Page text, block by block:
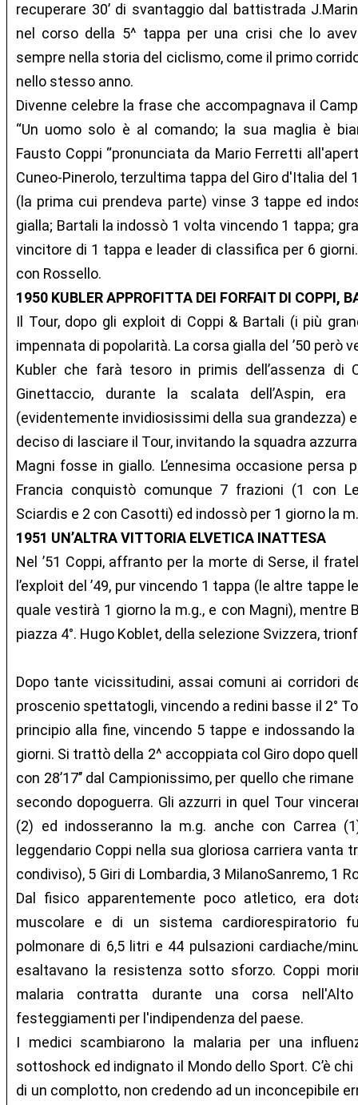
recuperare 30’ di svantaggio dal battistrada
nel corso della 5^ tappa per una crisi che lo
sempre nella storia del ciclismo, come il primo
nello stesso anno.
Divenne celebre la frase che accompagnava il
“Un uomo solo è al comando; la sua maglia è
Fausto Coppi “pronunciata da Mario Ferretti
Cuneo-Pinerolo, terzultima tappa del Giro d'Italia del
(la prima cui prendeva parte) vinse 3 tappe ed
gialla; Bartali la indossò 1 volta vincendo 1 tappa;
vincitore di 1 tappa e leader di classifica per 6
con Rossello.
1950 KUBLER APPROFITTA DEI FORFAIT DI COPPI,
Il Tour, dopo gli exploit di Coppi & Bartali (i più
impennata di popolarità. La corsa gialla del ’50 però
Kubler che farà tesoro in primis dell’assenza di
Ginettaccio, durante la scalata dell’Aspin,
(evidentemente invidiosissimi della sua grandezza)
deciso di lasciare il Tour, invitando la squadra
Magni fosse in giallo. L’ennesima occasione persa
Francia conquistò comunque 7 frazioni (1 con
Sciardis e 2 con Casotti) ed indossò per 1 giorno la
1951 UN’ALTRA VITTORIA ELVETICA INATTESA
Nel ’51 Coppi, affranto per la morte di Serse, il
l’exploit del ’49, pur vincendo 1 tappa (le altre tappe
quale vestirà 1 giorno la m.g., e con Magni), mentre
piazza 4°. Hugo Koblet, della selezione Svizzera,
Dopo tante vicissitudini, assai comuni ai corridori
proscenio spettatogli, vincendo a redini basse il 2°
principio alla fine, vincendo 5 tappe e indossando
giorni. Si trattò della 2^ accoppiata col Giro dopo
con 28’17’’ dal Campionissimo, per quello che
secondo dopoguerra. Gli azzurri in quel Tour
(2) ed indosseranno la m.g. anche con Carrea
leggendario Coppi nella sua gloriosa carriera vanta
condiviso), 5 Giri di Lombardia, 3 MilanoSanremo, 1
Dal fisico apparentemente poco atletico, era
muscolare e di un sistema cardiorespiratorio
polmonare di 6,5 litri e 44 pulsazioni cardiache/
esaltavano la resistenza sotto sforzo. Coppi
malaria contratta durante una corsa
festeggiamenti per l'indipendenza del paese.
I medici scambiarono la malaria per una
sottoshock ed indignato il Mondo dello Sport. C’è
di un complotto, non credendo ad un inconcepibile